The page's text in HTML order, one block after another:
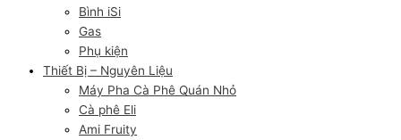
Bình iSi
Gas
Phụ kiện
Thiết Bị – Nguyên Liệu
Máy Pha Cà Phê Quán Nhỏ
Cà phê Eli
Ami Fruity